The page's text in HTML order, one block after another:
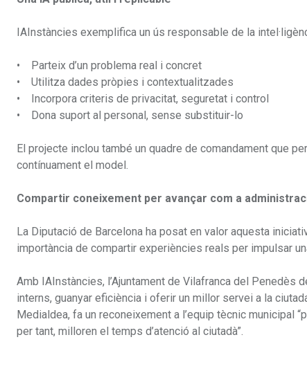
IAInstàncies exemplifica un ús responsable de la
• Parteix d’un problema real i concret
• Utilitza dades pròpies i contextualitzades
• Incorpora criteris de privacitat, seguretat i control
• Dona suport al personal, sense substituir-lo
El projecte inclou també un quadre de comandament que
contínuament el model.
Compartir coneixement per avançar com a
La Diputació de Barcelona ha posat en valor aquesta
importància de compartir experiències reals per impulsar
Amb IAInstàncies, l’Ajuntament de Vilafranca del
interns, guanyar eficiència i oferir un millor servei a la
Medialdea, fa un reconeixement a l’equip tècnic municipal
per tant, milloren el temps d’atenció al ciutadà”.